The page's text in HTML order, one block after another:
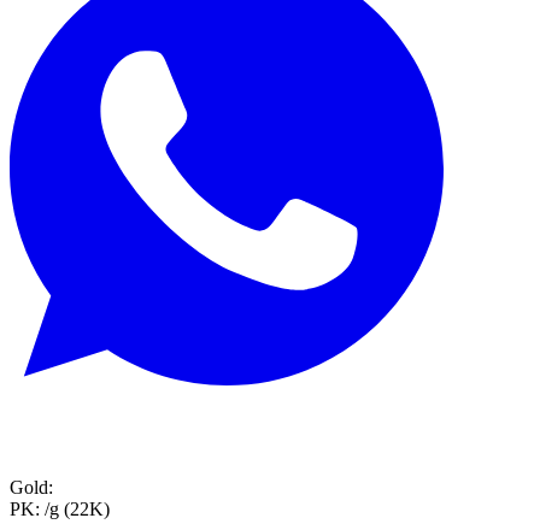
Gold:
PK: /g (22K)